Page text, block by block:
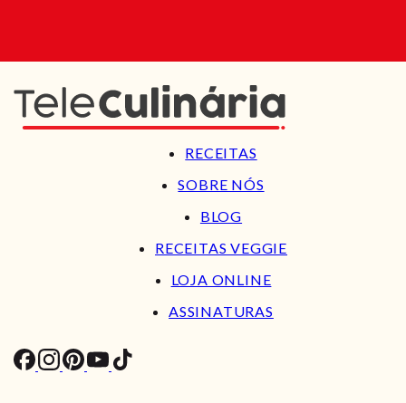
RECEITAS
SOBRE NÓS
BLOG
RECEITAS VEGGIE
LOJA ONLINE
ASSINATURAS